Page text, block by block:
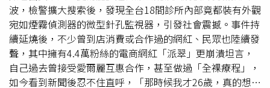
隨著貼文曝光後，僅隔一日「安萃妍新竹館」粉專就火速被
刪除，再也無法在社群平台上找到其蹤跡，相關廣告投放也
全數被停止。 而A小姐也再揪出愛爾麗試圖重新培養品牌的
其餘品牌，如愛爾麗過去跨足生髮治療市場，成立「愛爾麗
Dr.Scalp生髮診所」，後續以韓國品牌「絲客富」為主要名
稱被網友抓包，坦承確實就是愛爾麗旗下集團，但「後續會
自己「到死都在還錢」，卻連對方公司名稱、地址都不知
道，只感受到無止盡壓榨。去年7月，走投無路的王家五
口，在家中留下遺書後集體輕生，震撼社會。王家大女兒更
自責寫下「我們笨、被騙」，讓檢察官在起訴時痛批：「不
是被害人笨，而是李女太惡。」法院審理期間，李惠雯全盤
認罪，坦承只有約兩成資金真正投入操作，其餘全拿去填補
波，檢警擴大搜索後，發現全台18間診所內部竟都裝有外觀
宛如煙霧偵測器的微型針孔監視器，引發社會震撼。事件持
續延燒後，不少曾到店消費或合作過的網紅、民眾也陸續發
聲，其中擁有4.4萬粉絲的電商網紅「派翠」更崩潰坦言，
自己過去曾接受愛爾麗互惠合作，甚至做過「全裸療程」，
如今看到新聞後忍不住直呼，「那時候我才26歲，真的想哭